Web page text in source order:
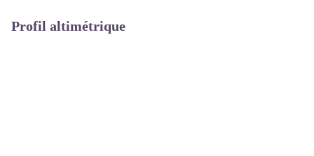
Profil altimétrique